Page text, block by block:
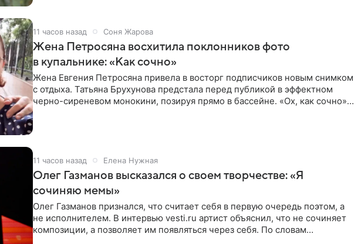
11 часов назад Соня Жарова
Жена Петросяна восхитила поклонников фото
в купальнике: «Как сочно»
Жена Евгения Петросяна привела в восторг подписчиков новым снимком
с отдыха. Татьяна Брухунова предстала перед публикой в эффектном
черно-сиреневом монокини, позируя прямо в бассейне. «Ох, как сочно»,
11 часов назад Елена Нужная
Олег Газманов высказался о своем творчестве: «Я
сочиняю мемы»
Олег Газманов признался, что считает себя в первую очередь поэтом, а
не исполнителем. В интервью vesti.ru артист объяснил, что не сочиняет
композиции, а позволяет им появляться через себя. По словам